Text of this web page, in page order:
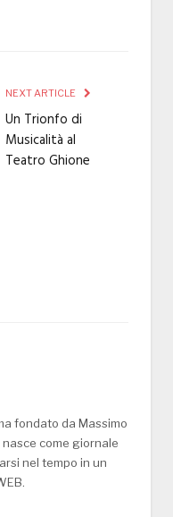
NEXT ARTICLE
Un Trionfo di
Musicalità al
Teatro Ghione
fondato da Massimo
come giornale
nel tempo in un